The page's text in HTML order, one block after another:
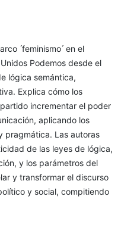
́feminismo ́ en el
Podemos desde el
lógica semántica,
Explica cómo los
incrementar el poder
aplicando los
pragmática. Las autoras
de las leyes de lógica,
y los parámetros del
y transformar el discurso
y social, compitiendo